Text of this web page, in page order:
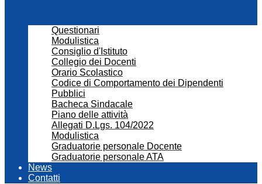
Questionari
Modulistica
Consiglio d'Istituto
Collegio dei Docenti
Orario Scolastico
Codice di Comportamento dei Dipendenti
Pubblici
Bacheca Sindacale
Piano delle attività
Allegati D.Lgs. 104/2022
Modulistica
Graduatorie personale Docente
Graduatorie personale ATA
News
Contatti